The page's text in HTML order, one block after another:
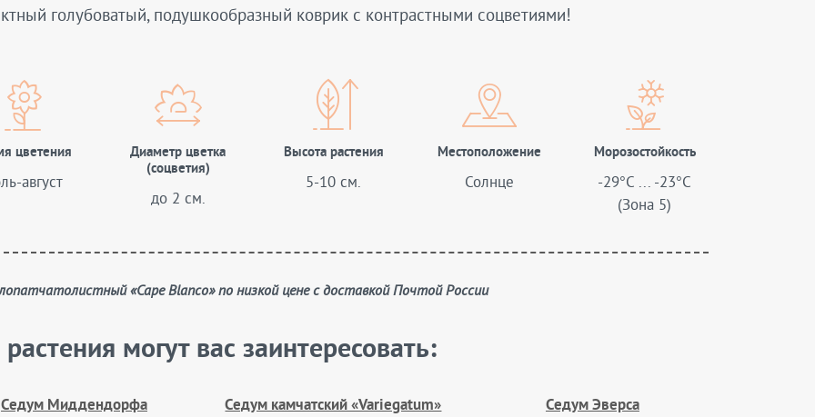
голубоватый, подушкообразный коврик с контрастными соцветиями!
цветения
август
Диаметр цветка
(соцветия)
до 2 см.
Высота растения
5-10 см.
Местоположение
Солнце
Морозостойкость
-29°C ... -23°C
(Зона 5)
лопатчатолистный «Cape Blanco» по низкой цене с доставкой Почтой России
могут вас заинтересовать:
Седум Миддендорфа Седум камчатский «Variegatum» Седум Эверса